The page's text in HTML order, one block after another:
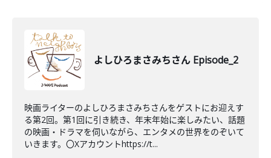
よしひろまさみちさん Episode_2
映画ライターのよしひろまさみちさんをゲストにお迎えす
る第2回。第1回に引き続き、年末年始に楽しみたい、話題
の映画・ドラマを伺いながら、エンタメの世界をのぞいて
いきます。〇Xアカウントhttps://t...